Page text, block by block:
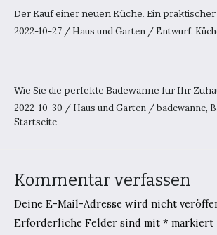
Der Kauf einer neuen Küche: Ein
2022-10-27 / Haus und Garten / Entwurf,
Wie Sie die perfekte Badewanne für Ihr
2022-10-30 / Haus und Garten /badewanne,
Startseite
Kommentar verfassen
Deine E-Mail-Adresse wird nicht
Erforderliche Felder sind mit * markiert